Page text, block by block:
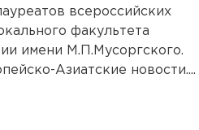
всероссийских
факультета
имени М.П.Мусоргского.
Азиатские новости....